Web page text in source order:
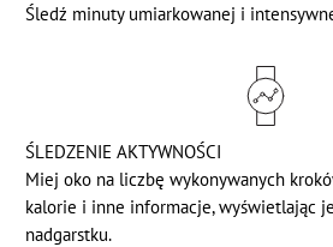
Śledź minuty umiarkowanej i
ŚLEDZENIE AKTYWNOŚCI
Miej oko na liczbę wykonywanych
kalorie i inne informacje, wyświetlając
nadgarstku.